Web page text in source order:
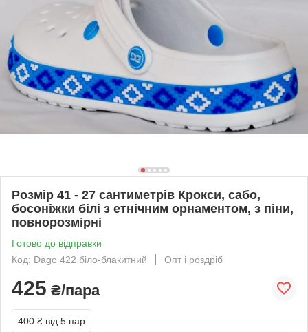
Розмір 41 - 27 сантиметрів Крокси, сабо,
босоніжки білі з етнічним орнаментом, з піни,
повнорозмірні
Готово до відправки
Код: Dago 422 біло-блакитний
Опт і роздріб
425 ₴/пара
400 ₴ від 5 пар